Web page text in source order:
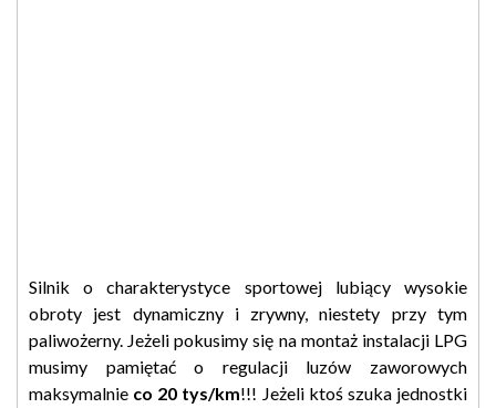
Silnik o charakterystyce sportowej lubiący wysokie
obroty jest dynamiczny i zrywny, niestety przy tym
paliwożerny. Jeżeli pokusimy się na montaż instalacji LPG
musimy pamiętać o regulacji luzów zaworowych
maksymalnie co 20 tys/km!!! Jeżeli ktoś szuka jednostki